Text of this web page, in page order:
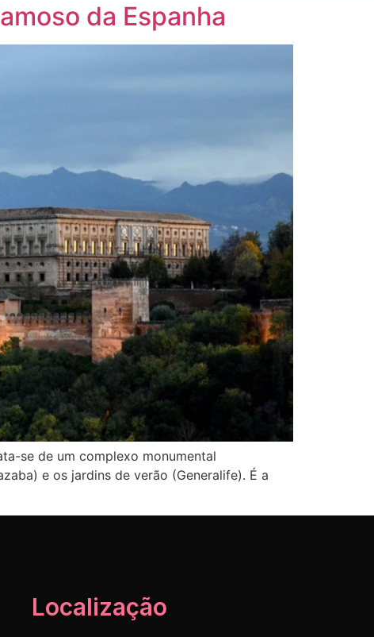
da Espanha
se de um complexo monumental
e os jardins de verão (Generalife). É a
Localização